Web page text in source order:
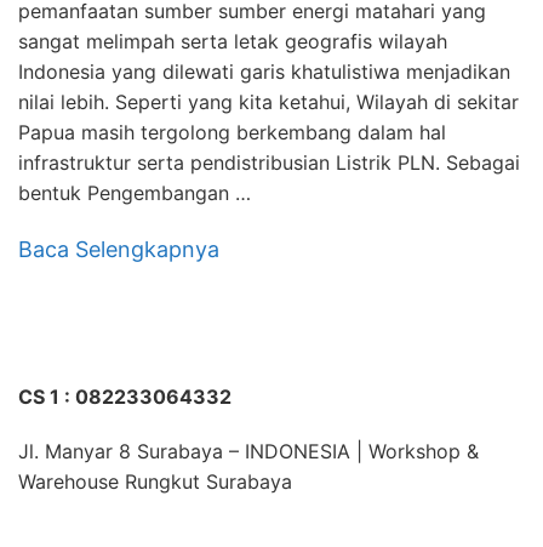
pemanfaatan sumber sumber energi matahari yang
sangat melimpah serta letak geografis wilayah
Indonesia yang dilewati garis khatulistiwa menjadikan
nilai lebih. Seperti yang kita ketahui, Wilayah di sekitar
Papua masih tergolong berkembang dalam hal
infrastruktur serta pendistribusian Listrik PLN. Sebagai
bentuk Pengembangan …
Baca Selengkapnya
CS 1 : 082233064332
Jl. Manyar 8 Surabaya – INDONESIA | Workshop &
Warehouse Rungkut Surabaya